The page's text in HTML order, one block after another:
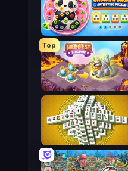
Unscrew Drop: Satisfying Puzzle
Top
Mergest Kingdom
Mahjong Tower